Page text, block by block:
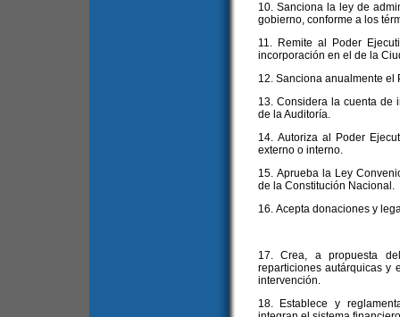
10. Sanciona la ley de
gobierno, conforme a los
11. Remite al Poder
incorporación en el de la
12. Sanciona anualmente el
13. Considera la cuenta de
de la Auditoría.
14. Autoriza al Poder
externo o interno.
15. Aprueba la Ley
de la Constitución Nacional.
16. Acepta donaciones y
17. Crea, a propuesta
reparticiones autárquicas y
intervención.
18. Establece y